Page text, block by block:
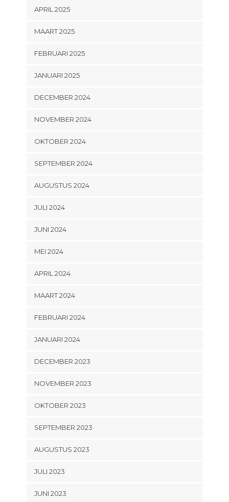
APRIL 2025
MAART 2025
FEBRUARI 2025
JANUARI 2025
DECEMBER 2024
NOVEMBER 2024
OKTOBER 2024
SEPTEMBER 2024
AUGUSTUS 2024
JULI 2024
JUNI 2024
MEI 2024
APRIL 2024
MAART 2024
FEBRUARI 2024
JANUARI 2024
DECEMBER 2023
NOVEMBER 2023
OKTOBER 2023
SEPTEMBER 2023
AUGUSTUS 2023
JULI 2023
JUNI 2023